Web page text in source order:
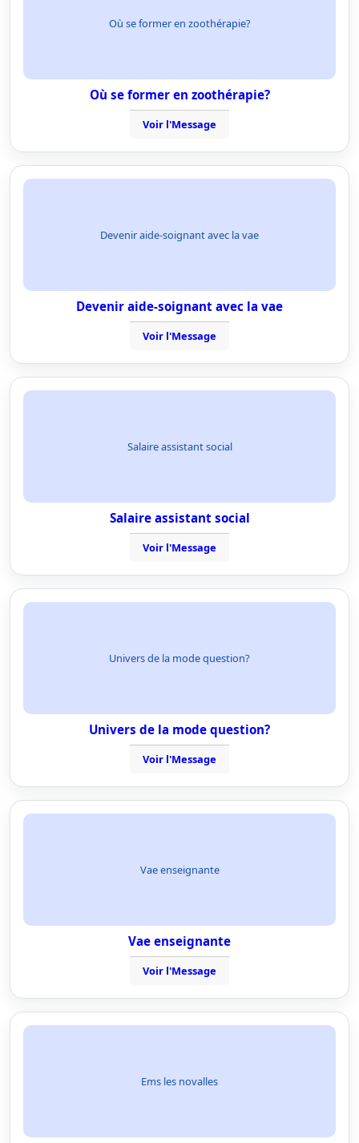
Où se former en zoothérapie?
Où se former en zoothérapie?
Voir l'Message
Devenir aide-soignant avec la vae
Devenir aide-soignant avec la vae
Voir l'Message
Salaire assistant social
Salaire assistant social
Voir l'Message
Univers de la mode question?
Univers de la mode question?
Voir l'Message
Vae enseignante
Vae enseignante
Voir l'Message
Ems les novalles